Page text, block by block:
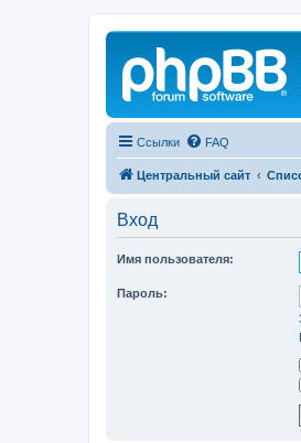
Ссылки FAQ
Центральный сайт
Вход
Имя пользователя:
Пароль: